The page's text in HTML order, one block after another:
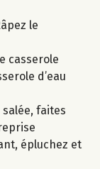
le
casserole
d’eau
salée, faites
épluchez et